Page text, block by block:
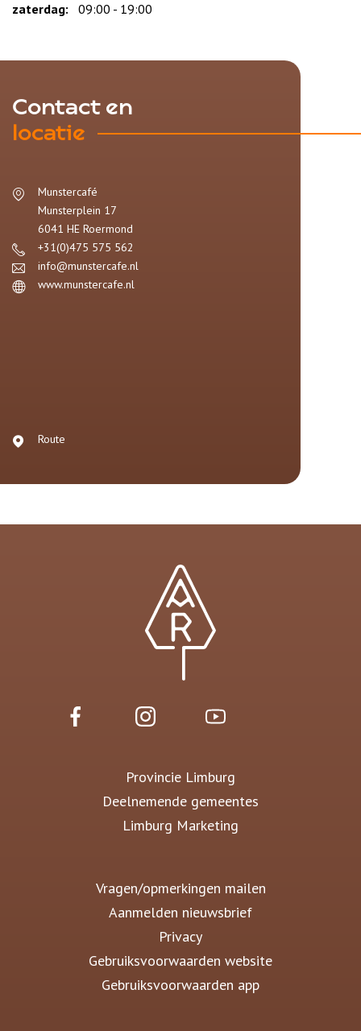
zaterdag:
09:00 - 19:00
Contact en
locatie
Munstercafé
Munsterplein 17
6041 HE Roermond
+31(0)475 575 562
info@munstercafe.nl
www.munstercafe.nl
Route
Provincie Limburg
Deelnemende gemeentes
Limburg Marketing
Vragen/opmerkingen mailen
Aanmelden nieuwsbrief
Privacy
Gebruiksvoorwaarden website
Gebruiksvoorwaarden app